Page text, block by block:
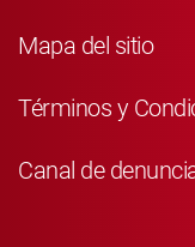
Mapa del sitio
Términos y
Canal de